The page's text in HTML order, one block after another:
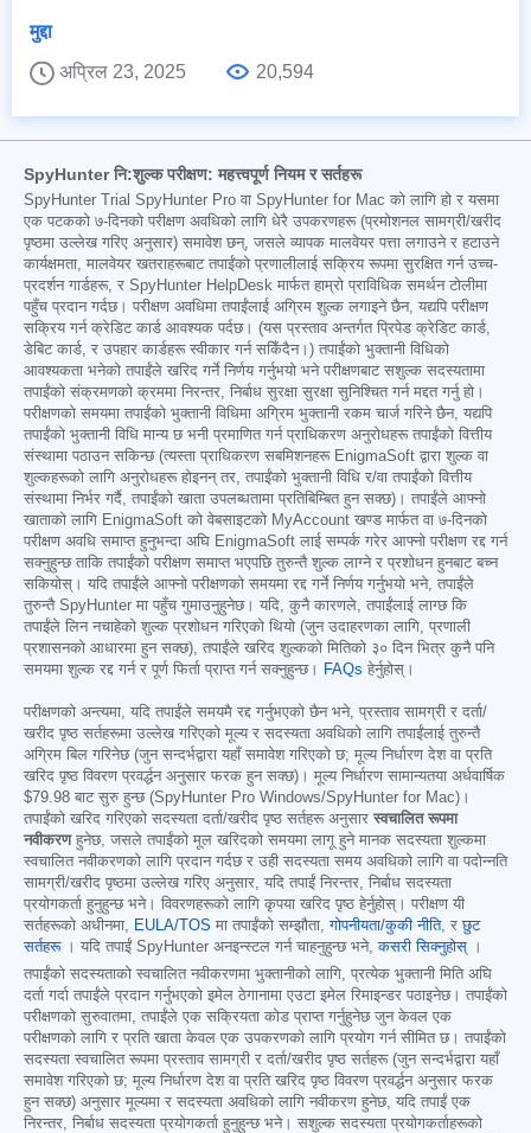
मुद्दा
अप्रिल 23, 2025
20,594
SpyHunter नि:शुल्क परीक्षण: महत्त्वपूर्ण नियम र सर्तहरू
SpyHunter Trial SpyHunter Pro वा SpyHunter for Mac को लागि हो र यसमा
एक पटकको ७-दिनको परीक्षण अवधिको लागि धेरै उपकरणहरू (प्रमोशनल सामग्री/खरीद
पृष्ठमा उल्लेख गरिए अनुसार) समावेश छन्, जसले व्यापक मालवेयर पत्ता लगाउने र हटाउने
कार्यक्षमता, मालवेयर खतराहरूबाट तपाईंको प्रणालीलाई सक्रिय रूपमा सुरक्षित गर्न उच्च-
प्रदर्शन गार्डहरू, र SpyHunter HelpDesk मार्फत हाम्रो प्राविधिक समर्थन टोलीमा
पहुँच प्रदान गर्दछ। परीक्षण अवधिमा तपाईंलाई अग्रिम शुल्क लगाइने छैन, यद्यपि परीक्षण
सक्रिय गर्न क्रेडिट कार्ड आवश्यक पर्दछ। (यस प्रस्ताव अन्तर्गत प्रिपेड क्रेडिट कार्ड,
डेबिट कार्ड, र उपहार कार्डहरू स्वीकार गर्न सकिँदैन।) तपाईंको भुक्तानी विधिको
आवश्यकता भनेको तपाईंले खरिद गर्ने निर्णय गर्नुभयो भने परीक्षणबाट सशुल्क सदस्यतामा
तपाईंको संक्रमणको क्रममा निरन्तर, निर्बाध सुरक्षा सुरक्षा सुनिश्चित गर्न मद्दत गर्नु हो।
परीक्षणको समयमा तपाईंको भुक्तानी विधिमा अग्रिम भुक्तानी रकम चार्ज गरिने छैन, यद्यपि
तपाईंको भुक्तानी विधि मान्य छ भनी प्रमाणित गर्न प्राधिकरण अनुरोधहरू तपाईंको वित्तीय
संस्थामा पठाउन सकिन्छ (त्यस्ता प्राधिकरण सबमिशनहरू EnigmaSoft द्वारा शुल्क वा
शुल्कहरूको लागि अनुरोधहरू होइनन् तर, तपाईंको भुक्तानी विधि र/वा तपाईंको वित्तीय
संस्थामा निर्भर गर्दै, तपाईंको खाता उपलब्धतामा प्रतिबिम्बित हुन सक्छ)। तपाईंले आफ्नो
खाताको लागि EnigmaSoft को वेबसाइटको MyAccount खण्ड मार्फत वा ७-दिनको
परीक्षण अवधि समाप्त हुनुभन्दा अघि EnigmaSoft लाई सम्पर्क गरेर आफ्नो परीक्षण रद्द गर्न
सक्नुहुन्छ ताकि तपाईंको परीक्षण समाप्त भएपछि तुरुन्तै शुल्क लाग्ने र प्रशोधन हुनबाट बच्न
सकियोस्। यदि तपाईंले आफ्नो परीक्षणको समयमा रद्द गर्ने निर्णय गर्नुभयो भने, तपाईंले
तुरुन्तै SpyHunter मा पहुँच गुमाउनुहुनेछ। यदि, कुनै कारणले, तपाईंलाई लाग्छ कि
तपाईंले लिन नचाहेको शुल्क प्रशोधन गरिएको थियो (जुन उदाहरणका लागि, प्रणाली
प्रशासनको आधारमा हुन सक्छ), तपाईंले खरिद शुल्कको मितिको ३० दिन भित्र कुनै पनि
समयमा शुल्क रद्द गर्न र पूर्ण फिर्ता प्राप्त गर्न सक्नुहुन्छ।
FAQs हेर्नुहोस्।
परीक्षणको अन्त्यमा, यदि तपाईंले समयमै रद्द गर्नुभएको छैन भने, प्रस्ताव सामग्री र दर्ता/
खरीद पृष्ठ सर्तहरूमा उल्लेख गरिएको मूल्य र सदस्यता अवधिको लागि तपाईंलाई तुरुन्तै
अग्रिम बिल गरिनेछ (जुन सन्दर्भद्वारा यहाँ समावेश गरिएको छ; मूल्य निर्धारण देश वा प्रति
खरिद पृष्ठ विवरण प्रवर्द्धन अनुसार फरक हुन सक्छ)। मूल्य निर्धारण सामान्यतया अर्धवार्षिक
$79.98 बाट सुरु हुन्छ (SpyHunter Pro Windows/SpyHunter for Mac)।
तपाईंको खरिद गरिएको सदस्यता दर्ता/खरीद पृष्ठ सर्तहरू अनुसार स्वचालित रूपमा
नवीकरणहुनेछ, जसले तपाईंको मूल खरिदको समयमा लागू हुने मानक सदस्यता शुल्कमा
स्वचालित नवीकरणको लागि प्रदान गर्दछ र उही सदस्यता समय अवधिको लागि वा पदोन्नति
सामग्री/खरीद पृष्ठमा उल्लेख गरिए अनुसार, यदि तपाईं निरन्तर, निर्बाध सदस्यता
प्रयोगकर्ता हुनुहुन्छ भने। विवरणहरूको लागि कृपया खरिद पृष्ठ हेर्नुहोस्। परीक्षण यी
सर्तहरूको अधीनमा,
EULA/TOS मा तपाईंको सम्झौता,गोपनीयता/कुकी नीति, रछुट
सर्तहरू। यदि तपाईं SpyHunter अनइन्स्टल गर्न चाहनुहुन्छ भने,कसरी सिक्नुहोस् ।
तपाईंको सदस्यताको स्वचालित नवीकरणमा भुक्तानीको लागि, प्रत्येक भुक्तानी मिति अघि
दर्ता गर्दा तपाईंले प्रदान गर्नुभएको इमेल ठेगानामा एउटा इमेल रिमाइन्डर पठाइनेछ। तपाईंको
परीक्षणको सुरुवातमा, तपाईंले एक सक्रियता कोड प्राप्त गर्नुहुनेछ जुन केवल एक
परीक्षणको लागि र प्रति खाता केवल एक उपकरणको लागि प्रयोग गर्न सीमित छ। तपाईंको
सदस्यता स्वचालित रूपमा प्रस्ताव सामग्री र दर्ता/खरीद पृष्ठ सर्तहरू (जुन सन्दर्भद्वारा यहाँ
समावेश गरिएको छ; मूल्य निर्धारण देश वा प्रति खरिद पृष्ठ विवरण प्रवर्द्धन अनुसार फरक
हुन सक्छ) अनुसार मूल्यमा र सदस्यता अवधिको लागि नवीकरण हुनेछ, यदि तपाईं एक
निरन्तर, निर्बाध सदस्यता प्रयोगकर्ता हुनुहुन्छ भने। सशुल्क सदस्यता प्रयोगकर्ताहरूको